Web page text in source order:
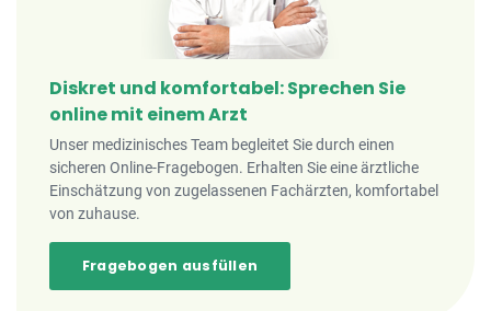
Diskret und komfortabel: Sprechen Sie
online mit einem Arzt
Unser medizinisches Team begleitet Sie durch einen
sicheren Online-Fragebogen. Erhalten Sie eine ärztliche
Einschätzung von zugelassenen Fachärzten, komfortabel
von zuhause.
Fragebogen ausfüllen